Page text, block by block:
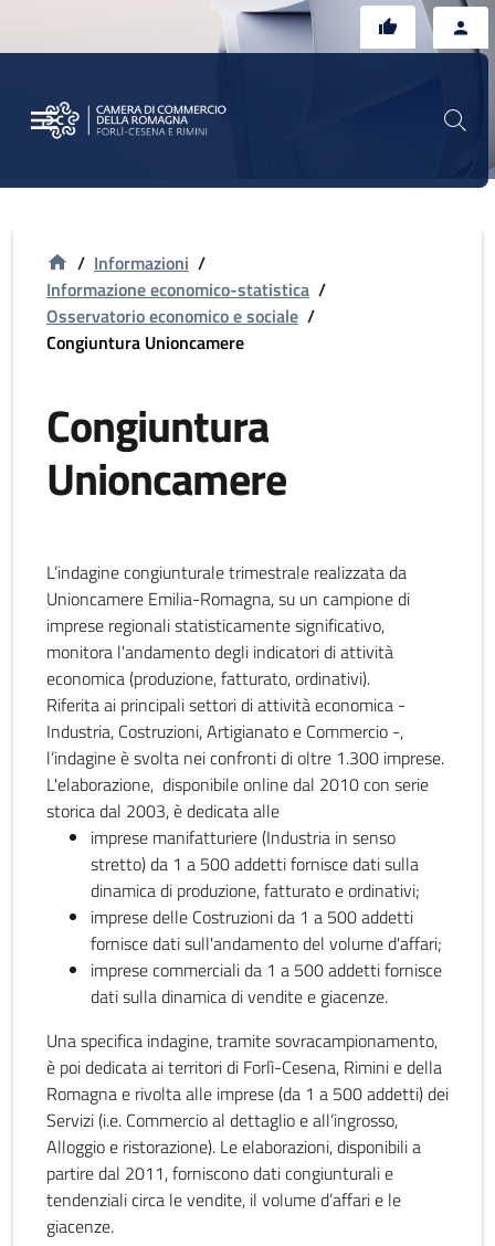
/ Informazioni /
Informazione economico-statistica /
Osservatorio economico e sociale /
Congiuntura Unioncamere
Congiuntura
Unioncamere
L’indagine congiunturale trimestrale realizzata da
Unioncamere Emilia-Romagna, su un campione di
imprese regionali statisticamente significativo,
monitora l'andamento degli indicatori di attività
economica (produzione, fatturato, ordinativi).
Riferita ai principali settori di attività economica -
Industria, Costruzioni, Artigianato e Commercio -,
l’indagine è svolta nei confronti di oltre 1.300 imprese.
L'elaborazione, disponibile online dal 2010 con serie
storica dal 2003, è dedicata alle
imprese manifatturiere (Industria in senso
stretto) da 1 a 500 addetti fornisce dati sulla
dinamica di produzione, fatturato e ordinativi;
imprese delle Costruzioni da 1 a 500 addetti
fornisce dati sull'andamento del volume d'affari;
imprese commerciali da 1 a 500 addetti fornisce
dati sulla dinamica di vendite e giacenze.
Una specifica indagine, tramite sovracampionamento,
è poi dedicata ai territori di Forlì-Cesena, Rimini e della
Romagna e rivolta alle imprese (da 1 a 500 addetti) dei
Servizi (i.e. Commercio al dettaglio e all’ingrosso,
Alloggio e ristorazione). Le elaborazioni, disponibili a
partire dal 2011, forniscono dati congiunturali e
tendenziali circa le vendite, il volume d’affari e le
giacenze.